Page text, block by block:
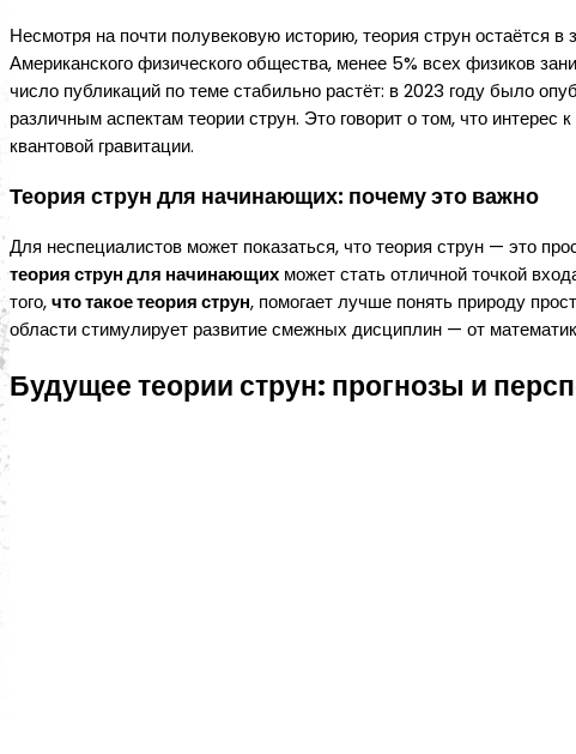
Несмотря на почти полувековую историю, теория струн остаётся
Американского физического общества, менее 5% всех физиков
число публикаций по теме стабильно растёт: в 2023 году было
различным аспектам теории струн. Это говорит о том, что интерес
квантовой гравитации.
Теория струн для начинающих: почему это важно
Для неспециалистов может показаться, что теория струн — это
теория струн для начинающих может стать отличной точкой
того,что такое теория струн, помогает лучше понять природу
области стимулирует развитие смежных дисциплин — от
Будущее теории струн: прогнозы и